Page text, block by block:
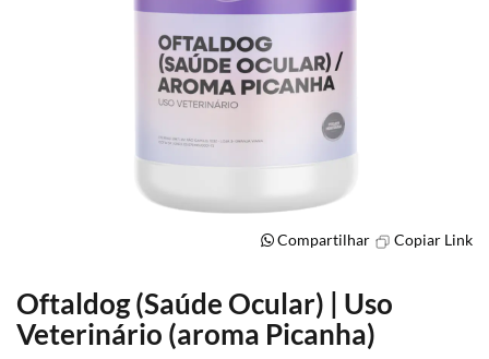
Oftaldog (Saúde Ocular) | Uso
Veterinário (aroma Picanha)
Compartilhar Copiar Link
Saltar
para
o